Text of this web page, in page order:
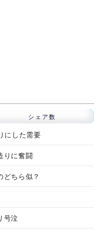
シェア数
にした需要
りに奮闘
どちら似？
号泣